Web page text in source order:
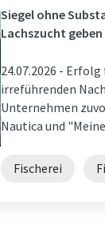
Siegel ohne
Lachszucht geben
24.07.2026 - Erfolg
irreführenden
Unternehmen
Nautica und
Fischerei